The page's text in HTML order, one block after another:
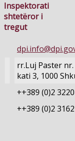
Inspektorati
shtetëror i
tregut
rr.Luj Paster nr.
kati 3, 1000
++389 (0)2
++389 (0)2